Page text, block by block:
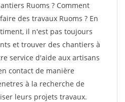
Ruoms ? Comment
des travaux Ruoms ? En
il n'est pas toujours
et trouver des chantiers à
service d'aide aux artisans
contact de manière
à la recherche de
leurs projets travaux.